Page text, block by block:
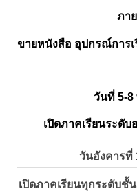
ภา
ขายหนังสือ อุปกรณ์การเ
วันที่ 5-
เปิดภาคเรียนระดับ
วันอังคารที่
เปิดภาคเรียนทุกระดับชั้